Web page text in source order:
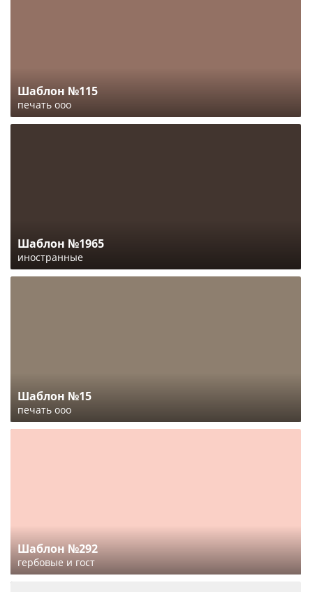
Шаблон №115
печать ооо
Шаблон №1965
иностранные
Шаблон №15
печать ооо
Шаблон №292
гербовые и гост